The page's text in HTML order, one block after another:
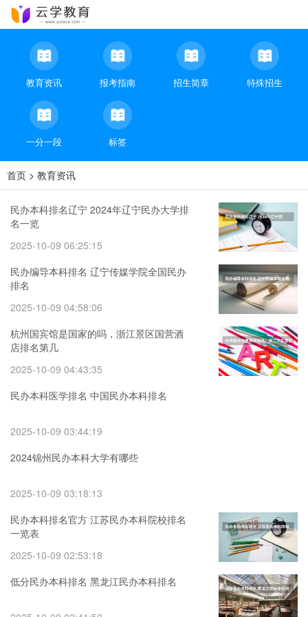
教育资讯 报考指南 招生简章 特殊招生
一分一段 标签
首页 > 教育资讯
民办本科排名辽宁 2024年辽宁民办大学排
名一览
2025-10-09 06:25:15
民办编导本科排名 辽宁传媒学院全国民办
排名
2025-10-09 04:58:06
杭州国宾馆是国家的吗，浙江景区国营酒
店排名第几
2025-10-09 04:43:35
民办本科医学排名 中国民办本科排名
2025-10-09 03:44:19
2024锦州民办本科大学有哪些
2025-10-09 03:18:13
民办本科排名官方 江苏民办本科院校排名
一览表
2025-10-09 02:53:18
低分民办本科排名 黑龙江民办本科排名